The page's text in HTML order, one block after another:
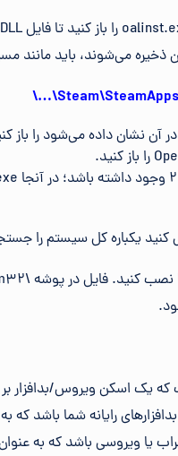
کنید یکباره کل سیستم را
که یک اسکن ویروس/بدافزار
یا ویروسی باشد که به